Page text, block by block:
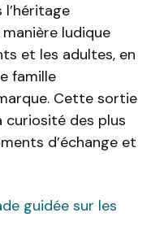
ludique
et les adultes, en
famille
Cette sortie
curiosité des plus
d’échange et
guidée sur les